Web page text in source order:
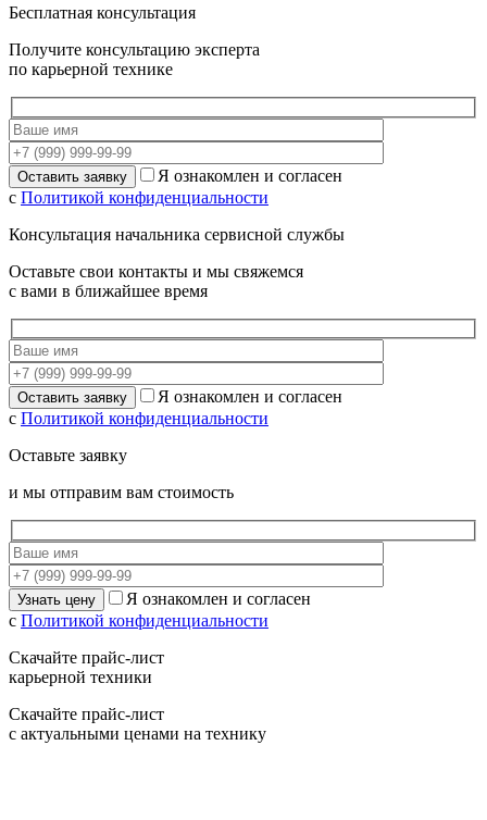
Бесплатная консультация
Получите консультацию эксперта
по карьерной технике
Я ознакомлен и согласен
с Политикой конфиденциальности
Консультация начальника сервисной службы
Оставьте свои контакты и мы свяжемся
с вами в ближайшее время
Я ознакомлен и согласен
с Политикой конфиденциальности
Оставьте заявку
и мы отправим вам стоимость
Я ознакомлен и согласен
с Политикой конфиденциальности
Скачайте прайс-лист
карьерной техники
Скачайте прайс-лист
с актуальными ценами на технику